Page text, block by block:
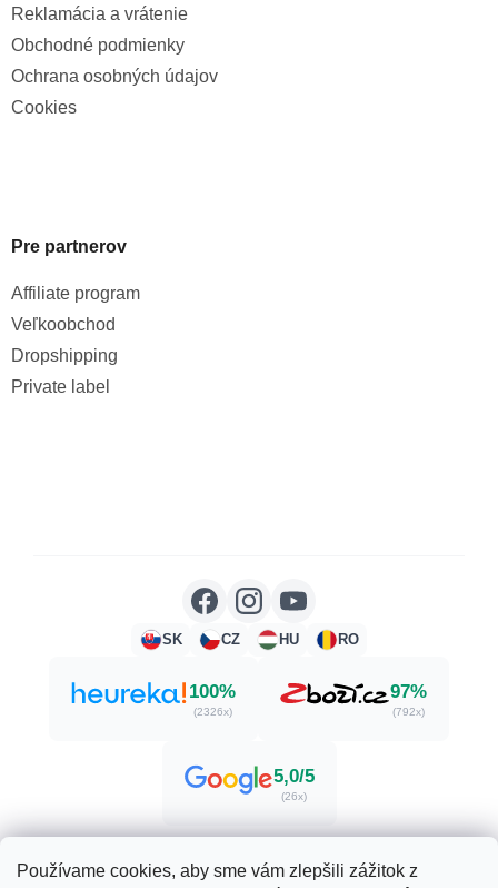
Používame cookies, aby sme vám zlepšili zážitok z
Reklamácia a vrátenie
Obchodné podmienky
Ochrana osobných údajov
Cookies
Pre partnerov
Affiliate program
Veľkoobchod
Dropshipping
Private label
SK CZ HU RO
100%
(2326x)
97%
(792x)
5,0/5
(26x)